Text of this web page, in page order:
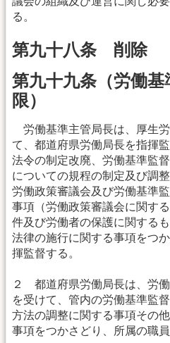
る。
第九十八条 削除
第九十九条（労働
限）
労働基準主管局長は、厚生
て、都道府県労働局長を指揮
法令の制定改廃、労働基準監
についての規程の制定及び調
労働政策審議会及び労働基準
事項（労働政策審議会に関す
件及び労働者の保護に関する
法律の施行に関する事項をつ
揮監督する。
２ 都道府県労働局長は、労
を受けて、管内の労働基準監
方法の調整に関する事項その
事項をつかさどり、所属の職